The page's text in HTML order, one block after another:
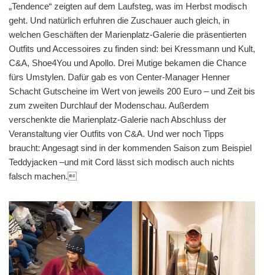
„Tendence“ zeigten auf dem Laufsteg, was im Herbst modisch
geht. Und natürlich erfuhren die Zuschauer auch gleich, in
welchen Geschäften der Marienplatz-Galerie die präsentierten
Outfits und Accessoires zu finden sind: bei Kressmann und Kult,
C&A, Shoe4You und Apollo. Drei Mutige bekamen die Chance
fürs Umstylen. Dafür gab es von Center-Manager Henner
Schacht Gutscheine im Wert von jeweils 200 Euro – und Zeit bis
zum zweiten Durchlauf der Modenschau. Außerdem
verschenkte die Marienplatz-Galerie nach Abschluss der
Veranstaltung vier Outfits von C&A. Und wer noch Tipps
braucht: Angesagt sind in der kommenden Saison zum Beispiel
Teddyjacken –und mit Cord lässt sich modisch auch nichts
falsch machen.